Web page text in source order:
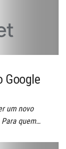
Google
um novo
Para quem…